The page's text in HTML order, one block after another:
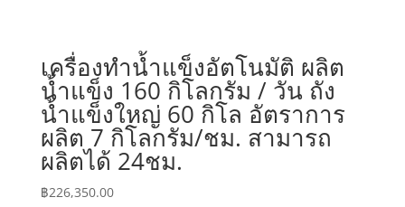
เครื่องทำน้ำแข็งอัตโนมัติ ผลิต
น้ำแข็ง 160 กิโลกรัม / วัน ถัง
น้ำแข็งใหญ่ 60 กิโล อัตราการ
ผลิต 7 กิโลกรัม/ชม. สามารถ
ผลิตได้ 24ชม.
฿226,350.00